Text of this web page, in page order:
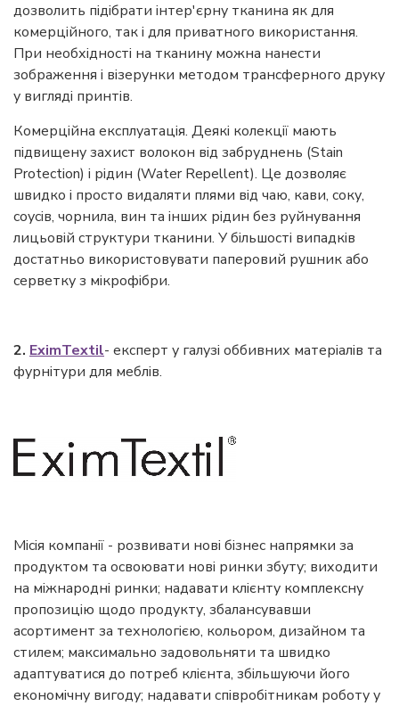
дозволить підібрати інтер'єрну тканина як для
комерційного, так і для приватного використання.
При необхідності на тканину можна нанести
зображення і візерунки методом трансферного друку
у вигляді принтів.
Комерційна експлуатація. Деякі колекції мають
підвищену захист волокон від забруднень (Stain
Protection) і рідин (Water Repellent). Це дозволяє
швидко і просто видаляти плями від чаю, кави, соку,
соусів, чорнила, вин та інших рідин без руйнування
лицьовій структури тканини. У більшості випадків
достатньо використовувати паперовий рушник або
серветку з мікрофібри.
2. EximTextil- експерт у галузі оббивних матеріалів та
фурнітури для меблів.
Місія компанії - розвивати нові бізнес напрямки за
продуктом та освоювати нові ринки збуту; виходити
на міжнародні ринки; надавати клієнту комплексну
пропозицію щодо продукту, збалансувавши
асортимент за технологією, кольором, дизайном та
стилем; максимально задовольняти та швидко
адаптуватися до потреб клієнта, збільшуючи його
економічну вигоду; надавати співробітникам роботу у